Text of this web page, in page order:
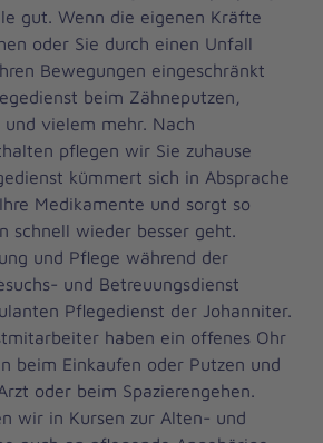
gut. Wenn die eigenen Kräfte
oder Sie durch einen Unfall
Bewegungen eingeschränkt
beim Zähneputzen,
und vielem mehr. Nach
pflegen wir Sie zuhause
kümmert sich in Absprache
Medikamente und sorgt so
schnell wieder besser geht.
und Pflege während der
und Betreuungsdienst
Pflegedienst der Johanniter.
haben ein offenes Ohr
beim Einkaufen oder Putzen und
oder beim Spazierengehen.
wir in Kursen zur Alten- und